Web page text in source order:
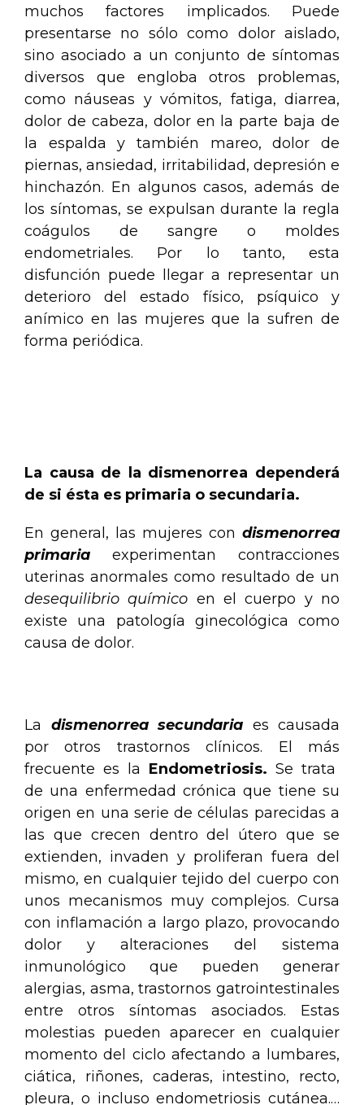
muchos factores implicados. Puede
presentarse no sólo como dolor aislado,
sino asociado a un conjunto de síntomas
diversos que engloba otros problemas,
como náuseas y vómitos, fatiga, diarrea,
dolor de cabeza, dolor en la parte baja de
la espalda y también mareo, dolor de
piernas, ansiedad, irritabilidad, depresión e
hinchazón. En algunos casos, además de
los síntomas, se expulsan durante la regla
coágulos de sangre o moldes
endometriales. Por lo tanto, esta
disfunción puede llegar a representar un
deterioro del estado físico, psíquico y
anímico en las mujeres que la sufren de
forma periódica.
La causa de la dismenorrea dependerá
de si ésta es primaria o secundaria.
En general, las mujeres con dismenorrea
primaria experimentan contracciones
uterinas anormales como resultado de un
desequilibrio químico en el cuerpo y no
existe una patología ginecológica como
causa de dolor.
La dismenorrea secundaria es causada
por otros trastornos clínicos. El más
frecuente es la Endometriosis. Se trata
de una enfermedad crónica que tiene su
origen en una serie de células parecidas a
las que crecen dentro del útero que se
extienden, invaden y proliferan fuera del
mismo, en cualquier tejido del cuerpo con
unos mecanismos muy complejos. Cursa
con inflamación a largo plazo, provocando
dolor y alteraciones del sistema
inmunológico que pueden generar
alergias, asma, trastornos gatrointestinales
entre otros síntomas asociados. Estas
molestias pueden aparecer en cualquier
momento del ciclo afectando a lumbares,
ciática, riñones, caderas, intestino, recto,
pleura, o incluso endometriosis cutánea.…